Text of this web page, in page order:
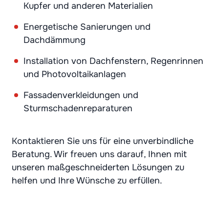
Kupfer und anderen Materialien
Energetische Sanierungen und
Dachdämmung
Installation von Dachfenstern, Regenrinnen
und Photovoltaikanlagen
Fassadenverkleidungen und
Sturmschadenreparaturen
Kontaktieren Sie uns für eine unverbindliche
Beratung. Wir freuen uns darauf, Ihnen mit
unseren maßgeschneiderten Lösungen zu
helfen und Ihre Wünsche zu erfüllen.